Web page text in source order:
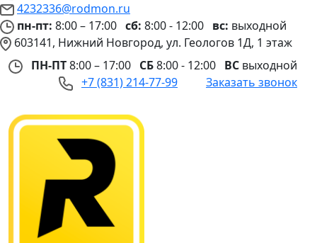
4232336@rodmon.ru
пн-пт: 8:00 – 17:00 сб: 8:00 - 12:00 вс: выходной
603141, Нижний Новгород, ул. Геологов 1Д, 1 этаж
ПН-ПТ8:00 – 17:00 СБ8:00 - 12:00 ВС выходной
+7 (831) 214-77-99
Заказать звонок